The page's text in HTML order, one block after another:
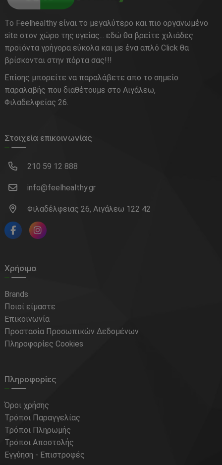
Το Feelhealthy είναι το μεγαλύτερο και πιο οργανωμένο
site στον χώρο της υγείας... εδώ θα βρείτε χιλιάδες
προϊόντα γρήγορα εύκολα και με ένα απλό Click θα
βρίσκονται στην πόρτα σας!!!
Επίσης μπορείτε να παραλάβετε απο το σημείο
παραλαβής που διαθέτουμε στο Αιγάλεω,
Φιλαδελφείας 26.
Στοιχεία επικοινωνίας
210 59 12 888
info@feelhealthy.gr
Φιλαδέλφειας 26, Αιγάλεω 122 42
Χρήσιμα
Brands
Ποιοί είμαστε
Επικοινωνία
Προστασία Προσωπικών Δεδομένων
Πληροφορίες Cookies
Πληροφορίες
Όροι χρήσης
Τρόποι Παραγγελίας
Τρόποι Πληρωμής
Τρόποι Αποστολής
Εγγύηση - Επιστροφές